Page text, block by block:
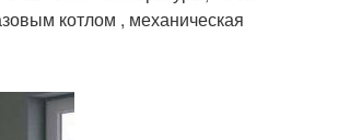
котлом , механическая